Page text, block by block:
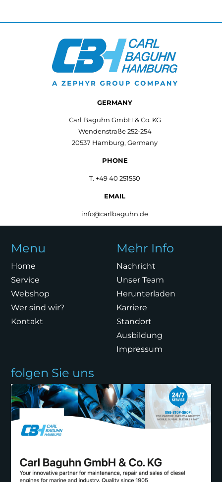
GERMANY
Carl Baguhn GmbH & Co. KG
Wendenstraße 252-254
20537 Hamburg, Germany
PHONE
T. +49 40 251550
EMAIL
info@carlbaguhn.de
Menu
Home
Service
Webshop
Wer sind wir?
Kontakt
Mehr Info
Nachricht
Unser Team
Herunterladen
Karriere
Standort
Ausbildung
Impressum
folgen Sie uns